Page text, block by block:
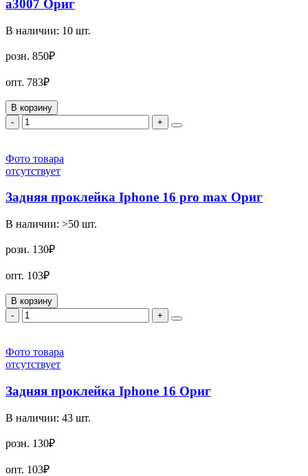
a3007 Ориг
В наличии: 10 шт.
розн. 850₽
опт. 783₽
В корзину
-
+
Фото товара
отсутствует
Задняя проклейка Iphone 16 pro max Ориг
В наличии: >50 шт.
розн. 130₽
опт. 103₽
В корзину
-
+
Фото товара
отсутствует
Задняя проклейка Iphone 16 Ориг
В наличии: 43 шт.
розн. 130₽
опт. 103₽